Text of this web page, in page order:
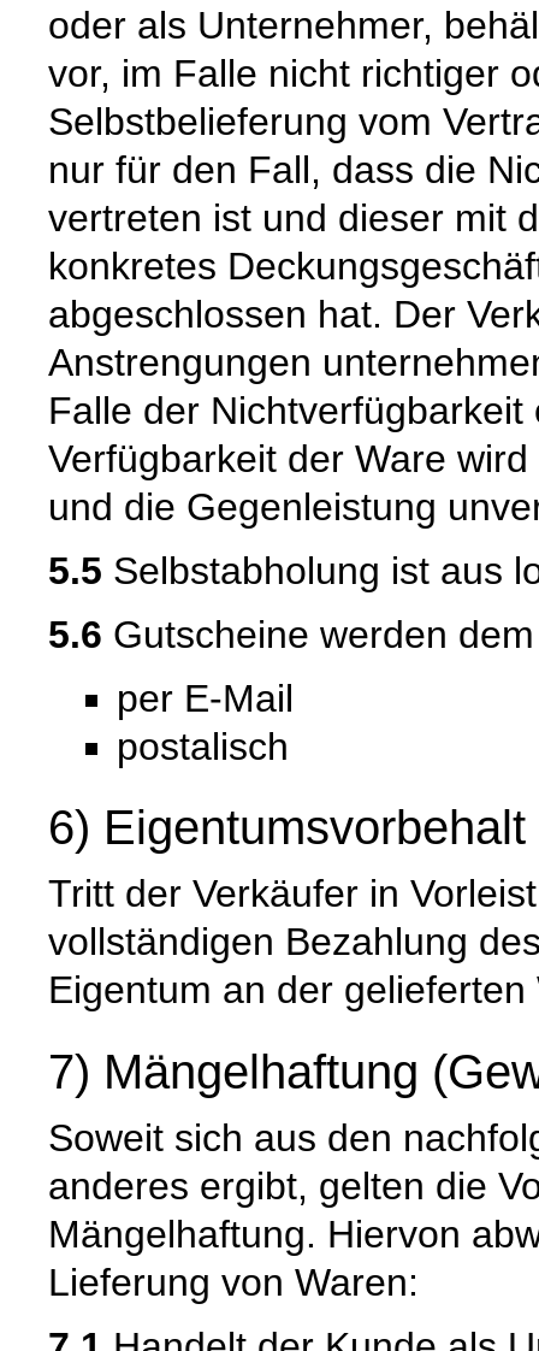
oder als Unternehmer,
vor, im Falle nicht richtiger
Selbstbelieferung vom
nur für den Fall, dass die
vertreten ist und dieser mit
konkretes
abgeschlossen hat. Der
Anstrengungen
Falle der
Verfügbarkeit der Ware
und die Gegenleistung
5.5 Selbstabholung ist aus
5.6 Gutscheine werden
per E-Mail
postalisch
6) Eigentumsvorbehalt
Tritt der Verkäufer in
vollständigen Bezahlung
Eigentum an der gelieferten
7) Mängelhaftung
Soweit sich aus den
anderes ergibt, gelten die
Mängelhaftung. Hiervon
Lieferung von Waren: